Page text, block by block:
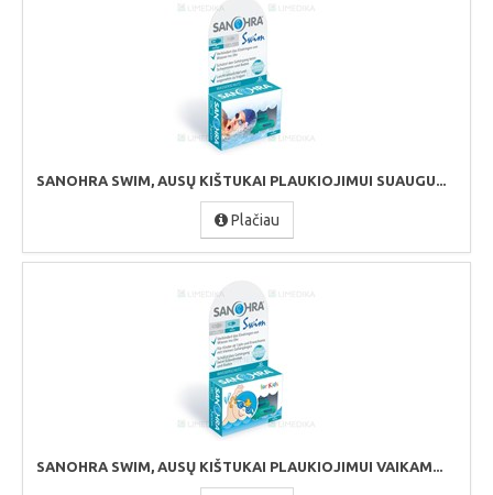
SANOHRA SWIM, AUSŲ KIŠTUKAI PLAUKIOJIMUI SUAUGU...
Plačiau
SANOHRA SWIM, AUSŲ KIŠTUKAI PLAUKIOJIMUI VAIKAM...